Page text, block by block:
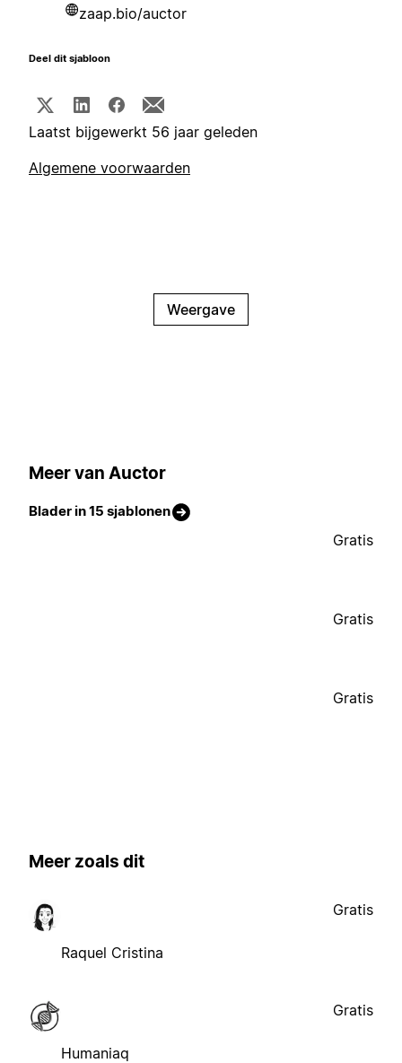
zaap.bio/auctor
Deel dit sjabloon
Laatst bijgewerkt 56 jaar geleden
Algemene voorwaarden
Weergave
Meer van Auctor
Blader in 15 sjablonen
Gratis
Gratis
Gratis
Meer zoals dit
Raquel Cristina
Gratis
Humaniaq
Gratis